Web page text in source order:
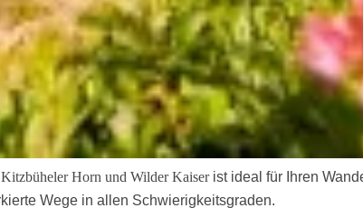
Kitzbüheler Horn und Wilder Kaiser ist ideal für Ihren
Wege in allen Schwierigkeitsgraden.